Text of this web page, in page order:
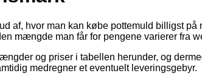
af, hvor man kan købe pottemuld billigst på
mængde man får for pengene varierer fra
og priser i tabellen herunder, og
medregner et eventuelt leveringsgebyr.